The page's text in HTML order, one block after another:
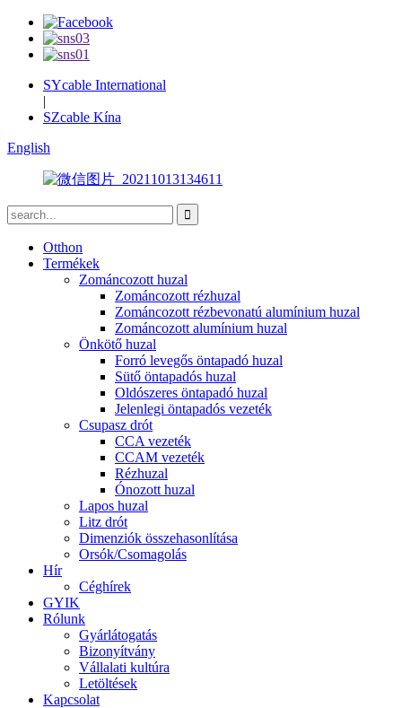
SYcable International
|
SZcable Kína
English
Otthon
Termékek
Zománcozott huzal
Zománcozott rézhuzal
Zománcozott rézbevonatú alumínium huzal
Zománcozott alumínium huzal
Önkötő huzal
Forró levegős öntapadó huzal
Sütő öntapadós huzal
Oldószeres öntapadó huzal
Jelenlegi öntapadós vezeték
Csupasz drót
CCA vezeték
CCAM vezeték
Rézhuzal
Ónozott huzal
Lapos huzal
Litz drót
Dimenziók összehasonlítása
Orsók/Csomagolás
Hír
Céghírek
GYIK
Rólunk
Gyárlátogatás
Bizonyítvány
Vállalati kultúra
Letöltések
Kapcsolat